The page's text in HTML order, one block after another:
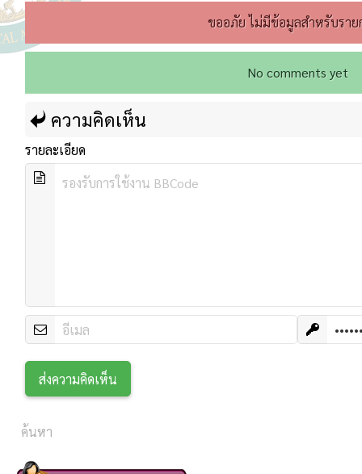
ขออภัย ไม่มีข้อมูลสำหรับราย
No comments yet
ความคิดเห็น
รายละเอียด